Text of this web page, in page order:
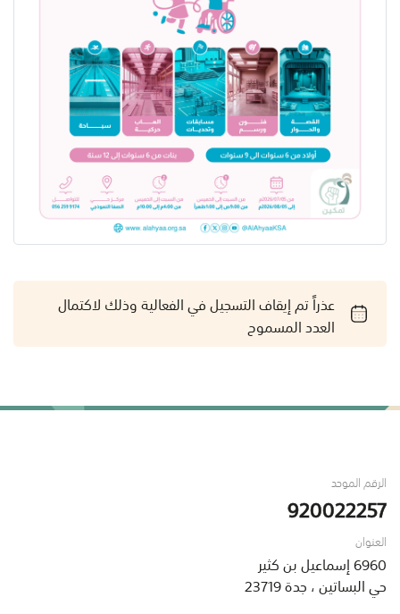
عذراً تم إيقاف التسجيل في الفعالية وذلك لاكتمال
العدد المسموح
الرقم الموحد
920022257
العنوان
6960 إسماعيل بن كثير
حي البساتين ، جدة 23719